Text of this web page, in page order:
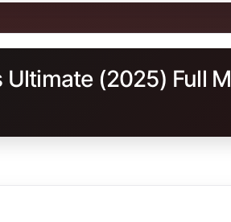
Ultimate (2025) Full